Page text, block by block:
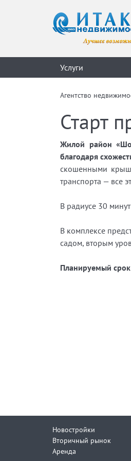
Услуги
Агентство
Старт
Жилой район
благодаря
скошенными
транспорта — все
В радиусе 30
В комплексе
садом, вторым
Планируемый
Новостройки
Вторичный рынок
Аренда